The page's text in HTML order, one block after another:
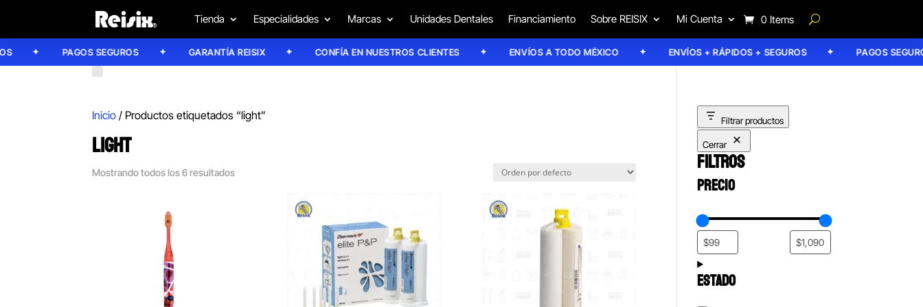
Tienda Especialidades Marcas Unidades Dentales Financiamiento Sobre REISIX Mi Cuenta 0 Items
PAGOS SEGUROS GARANTÍA REISIX CONFÍA EN NUESTROS CLIENTES ENVÍOS A TODO MÉXICO ENVÍOS + RÁPIDOS + SEGUROS PAGOS SEGUROS
Inicio / Productos etiquetados “light”
LIGHT
Mostrando todos los 6 resultados
Filtrar productos
Cerrar
FILTROS
PRECIO
ESTADO